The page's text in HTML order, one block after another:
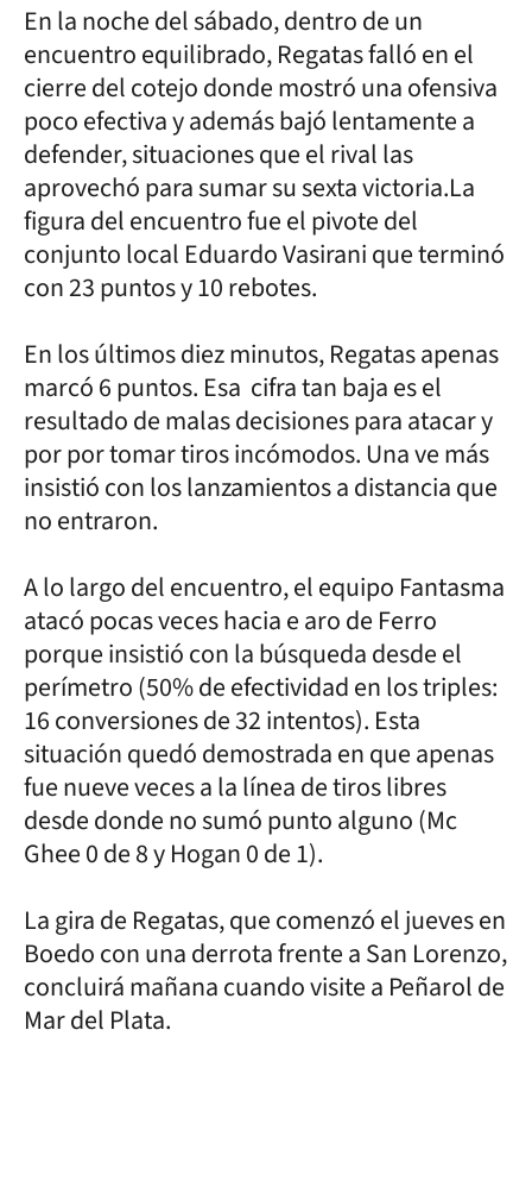
En la noche del sábado, dentro de un
encuentro equilibrado, Regatas falló en el
cierre del cotejo donde mostró una ofensiva
poco efectiva y además bajó lentamente a
defender, situaciones que el rival las
aprovechó para sumar su sexta victoria.La
figura del encuentro fue el pivote del
conjunto local Eduardo Vasirani que terminó
con 23 puntos y 10 rebotes.
En los últimos diez minutos, Regatas apenas
marcó 6 puntos. Esa cifra tan baja es el
resultado de malas decisiones para atacar y
por por tomar tiros incómodos. Una ve más
insistió con los lanzamientos a distancia que
no entraron.
A lo largo del encuentro, el equipo Fantasma
atacó pocas veces hacia e aro de Ferro
porque insistió con la búsqueda desde el
perímetro (50% de efectividad en los triples:
16 conversiones de 32 intentos). Esta
situación quedó demostrada en que apenas
fue nueve veces a la línea de tiros libres
desde donde no sumó punto alguno (Mc
Ghee 0 de 8 y Hogan 0 de 1).
La gira de Regatas, que comenzó el jueves en
Boedo con una derrota frente a San Lorenzo,
concluirá mañana cuando visite a Peñarol de
Mar del Plata.